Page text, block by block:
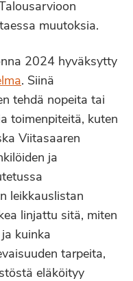
muutoksia.
2024 hyväksytty
. Siinä
tehdä nopeita tai
toimenpiteitä, kuten
Viitasaaren
ja
leikkauslistan
linjattu sitä, miten
kuinka
tarpeita,
eläköityy